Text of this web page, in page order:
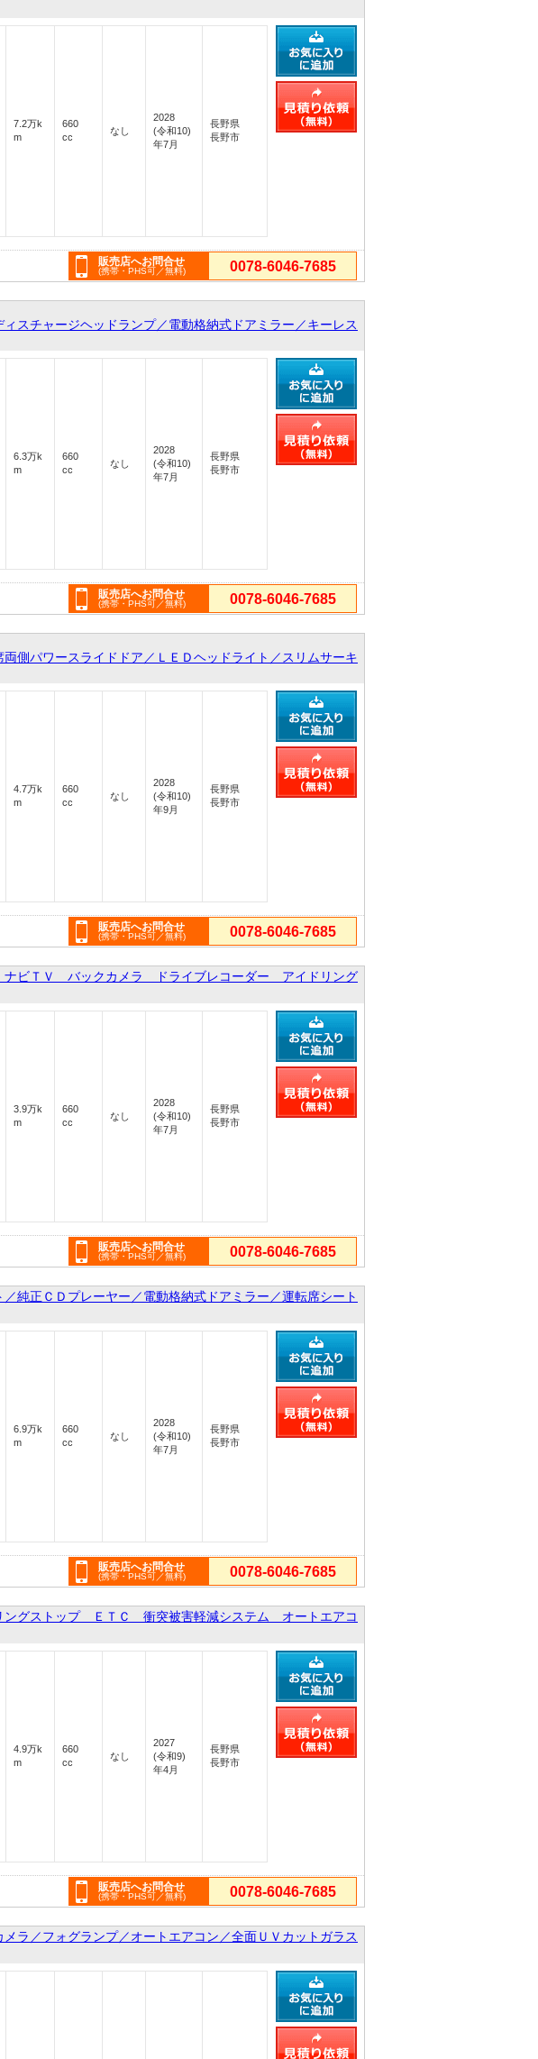
7.2万k
m
660
cc
なし
2028
(令和10)
年7月
長野県
長野市
販売店へお問合せ
(携帯・PHS可／無料) 0078-6046-7685
チャージヘッドランプ／電動格納式ドアミラー／キーレス
6.3万k
m
660
cc
なし
2028
(令和10)
年7月
長野県
長野市
販売店へお問合せ
(携帯・PHS可／無料) 0078-6046-7685
パワースライドドア／ＬＥＤヘッドライト／スリムサーキ
4.7万k
m
660
cc
なし
2028
(令和10)
年9月
長野県
長野市
販売店へお問合せ
(携帯・PHS可／無料) 0078-6046-7685
ビＴＶ バックカメラ ドライブレコーダー アイドリング
3.9万k
m
660
cc
なし
2028
(令和10)
年7月
長野県
長野市
販売店へお問合せ
(携帯・PHS可／無料) 0078-6046-7685
正ＣＤプレーヤー／電動格納式ドアミラー／運転席シート
6.9万k
m
660
cc
なし
2028
(令和10)
年7月
長野県
長野市
販売店へお問合せ
(携帯・PHS可／無料) 0078-6046-7685
グストップ ＥＴＣ 衝突被害軽減システム オートエアコ
4.9万k
m
660
cc
なし
2027
(令和9)
年4月
長野県
長野市
販売店へお問合せ
(携帯・PHS可／無料) 0078-6046-7685
／フォグランプ／オートエアコン／全面ＵＶカットガラス